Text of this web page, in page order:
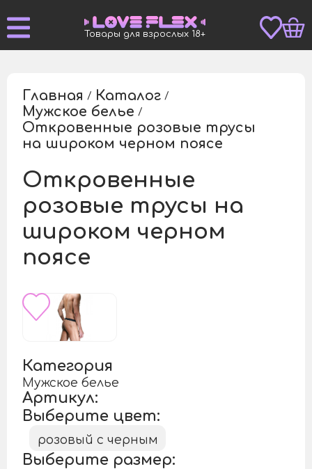
Товары для взрослых 18+
Главная / Каталог /
Мужское белье /
Откровенные розовые трусы
на широком черном поясе
Откровенные
розовые трусы на
широком черном
поясе
Категория
Мужское белье
Артикул:
Выберите цвет:
розовый с черным
Выберите размер: